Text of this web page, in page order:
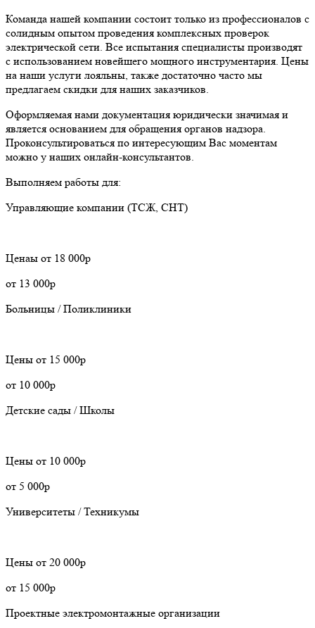
Команда нашей компании состоит только из профессионалов с
солидным опытом проведения комплексных проверок
электрической сети. Все испытания специалисты производят
с использованием новейшего мощного инструментария. Цены
на наши услуги лояльны, также достаточно часто мы
предлагаем скидки для наших заказчиков.
Оформляемая нами документация юридически значимая и
является основанием для обращения органов надзора.
Проконсультироваться по интересующим Вас моментам
можно у наших онлайн-консультантов.
Выполняем работы для:
Управляющие компании (ТСЖ, СНТ)
Ценaы от 18 000р
от 13 000р
Больницы / Поликлиники
Цены от 15 000р
от 10 000р
Детские сады / Школы
Цены от 10 000р
от 5 000р
Университеты / Техникумы
Цены от 20 000р
от 15 000р
Проектные электромонтажные организации